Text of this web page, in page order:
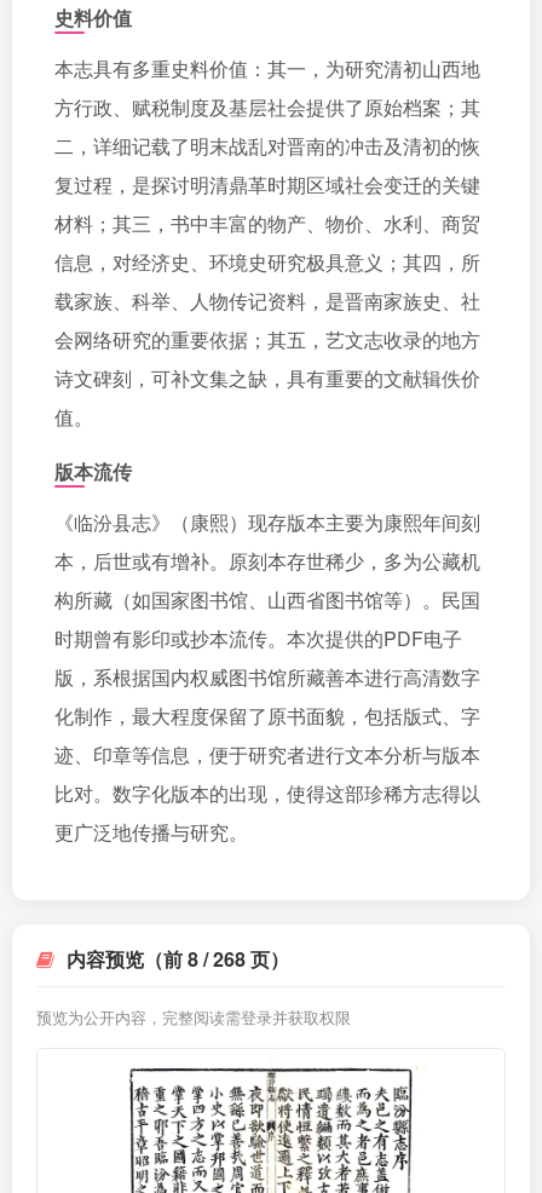
史料价值
本志具有多重史料价值：其一，为研究清初山西地
方行政、赋税制度及基层社会提供了原始档案；其
二，详细记载了明末战乱对晋南的冲击及清初的恢
复过程，是探讨明清鼎革时期区域社会变迁的关键
材料；其三，书中丰富的物产、物价、水利、商贸
信息，对经济史、环境史研究极具意义；其四，所
载家族、科举、人物传记资料，是晋南家族史、社
会网络研究的重要依据；其五，艺文志收录的地方
诗文碑刻，可补文集之缺，具有重要的文献辑佚价
值。
版本流传
《临汾县志》（康熙）现存版本主要为康熙年间刻
本，后世或有增补。原刻本存世稀少，多为公藏机
构所藏（如国家图书馆、山西省图书馆等）。民国
时期曾有影印或抄本流传。本次提供的PDF电子
版，系根据国内权威图书馆所藏善本进行高清数字
化制作，最大程度保留了原书面貌，包括版式、字
迹、印章等信息，便于研究者进行文本分析与版本
比对。数字化版本的出现，使得这部珍稀方志得以
更广泛地传播与研究。
内容预览（前 8 / 268 页）
预览为公开内容，完整阅读需登录并获取权限